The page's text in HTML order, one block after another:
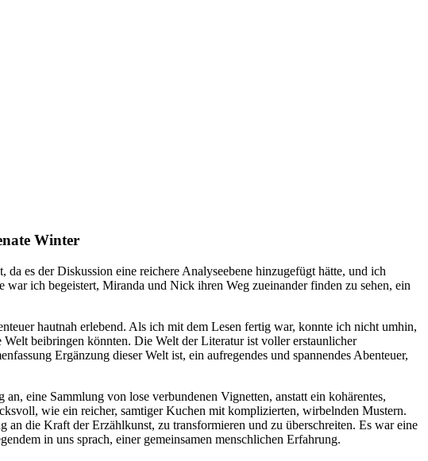
Winter
es der Diskussion eine reichere Analyseebene hinzugefügt hätte, und ich
ich begeistert, Miranda und Nick ihren Weg zueinander finden zu sehen, ein
hautnah erlebend. Als ich mit dem Lesen fertig war, konnte ich nicht umhin,
beibringen könnten. Die Welt der Literatur ist voller erstaunlicher
Ergänzung dieser Welt ist, ein aufregendes und spannendes Abenteuer,
eine Sammlung von lose verbundenen Vignetten, anstatt ein kohärentes,
wie ein reicher, samtiger Kuchen mit komplizierten, wirbelnden Mustern.
die Kraft der Erzählkunst, zu transformieren und zu überschreiten. Es war eine
in uns sprach, einer gemeinsamen menschlichen Erfahrung.